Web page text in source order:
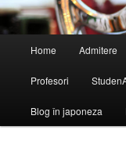
Home Admitere
Profesori
Blog în japoneza